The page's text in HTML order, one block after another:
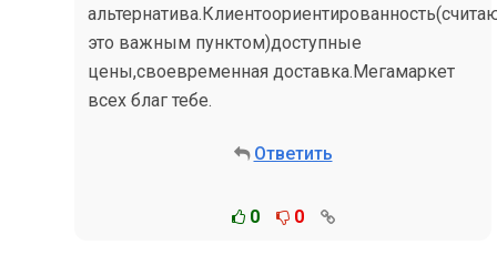
это важным пунктом)доступные
цены,своевременная доставка.Мегамаркет
всех благ тебе.
Ответить
0 0